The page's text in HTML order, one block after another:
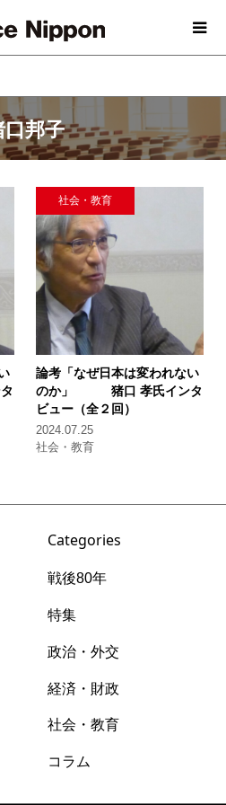
口邦子
社会・教育
論考「なぜ日本は変われない
のか」
猪口 孝氏インタ
ビュー（全２回）
2024.07.25
社会・教育
Categories
戦後80年
特集
政治・外交
経済・財政
社会・教育
コラム